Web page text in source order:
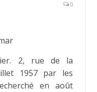
0
2, rue de la
1957 par les
en août